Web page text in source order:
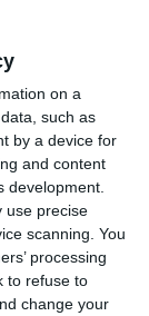
on a
such as
by a device for
and content
development.
use precise
scanning. You
processing
to refuse to
change your
astfel încât